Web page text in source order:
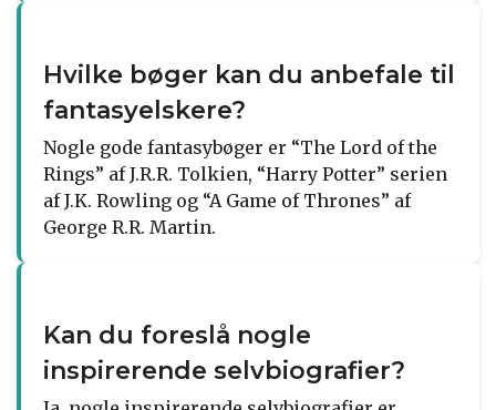
Hvilke bøger kan du anbefale til
fantasyelskere?
Nogle gode fantasybøger er “The Lord of the
Rings” af J.R.R. Tolkien, “Harry Potter” serien
af J.K. Rowling og “A Game of Thrones” af
George R.R. Martin.
Kan du foreslå nogle
inspirerende selvbiografier?